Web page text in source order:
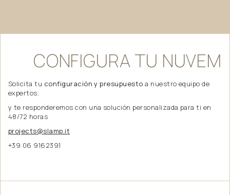
CONFIGURATU NUVEM
Solicita tu configuración y presupuesto a nuestro equipo de
expertos,
y te responderemos con una solución personalizada para ti en
48/72 horas
projects@slamp.it
+39 06 9162391